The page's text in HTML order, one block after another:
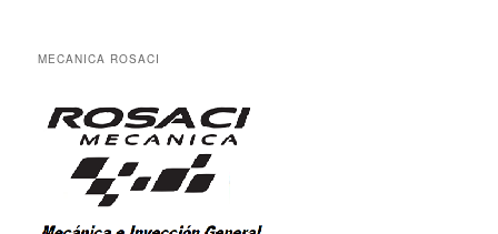
MECANICA ROSACI